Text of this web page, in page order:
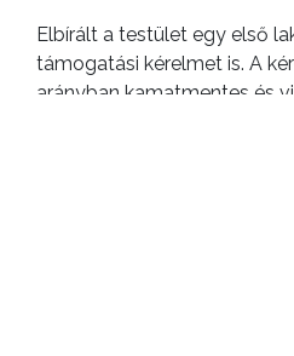
Elbírált a testület egy első
támogatási kérelmet is. A
arányban kamatmentes és